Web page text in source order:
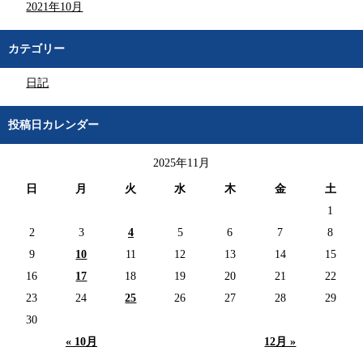
2021年10月
カテゴリー
日記
投稿日カレンダー
2025年11月
日 月 火 水 木 金 土
« 10月 12月 »
1
2
3 4 5 6 7
8
9
10 11 12 13 14
15
16
17 18 19 20 21
22
23
24 25 26 27 28
29
30